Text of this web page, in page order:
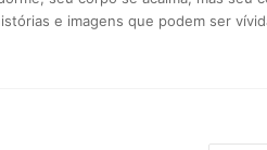
e imagens que podem ser